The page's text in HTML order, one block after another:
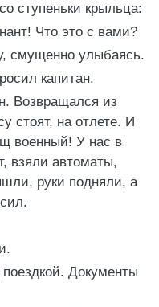
ступеньки крыльца:
Что это с вами?
смущенно улыбаясь.
капитан.
Возвращался из
стоят, на отлете. И
военный! У нас в
взяли автоматы,
руки подняли, а
Документы